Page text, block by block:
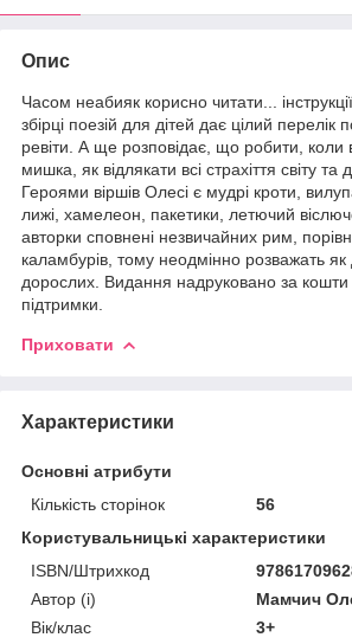
Опис
Часом неабияк корисно читати...
збірці поезій для дітей дає цілий
ревіти. А ще розповідає, що робити, коли
мишка, як відлякати всі страхіття світу та
Героями віршів Олесі є мудрі кроти,
лижі, хамелеон, пакетики, летючий
авторки сповнені незвичайних рим,
каламбурів, тому неодмінно розважать як
дорослих. Видання надруковано за кошти
підтримки.
Приховати
Характеристики
Основні атрибути
Кількість сторінок
56
Користувальницькі характеристики
ISBN/Штрихкод
Автор (і)
Мамчич
Вік/клас
3+